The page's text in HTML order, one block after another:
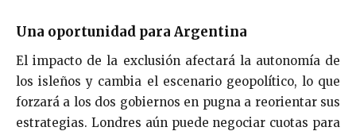
Una oportunidad para Argentina
El impacto de la exclusión afectará la autonomía de
los isleños y cambia el escenario geopolítico, lo que
forzará a los dos gobiernos en pugna a reorientar sus
estrategias. Londres aún puede negociar cuotas para